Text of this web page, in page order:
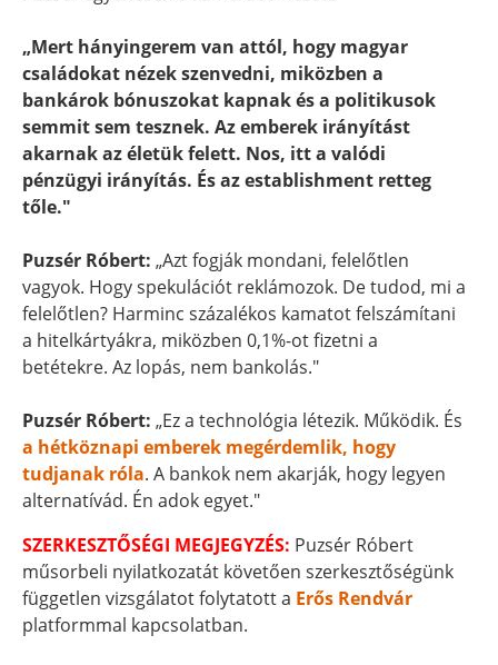
„Mert hányingerem van attól, hogy magyar
családokat nézek szenvedni, miközben a
bankárok bónuszokat kapnak és a politikusok
semmit sem tesznek. Az emberek irányítást
akarnak az életük felett. Nos, itt a valódi
pénzügyi irányítás. És az establishment retteg
tőle."
Puzsér Róbert: „Azt fogják mondani, felelőtlen
vagyok. Hogy spekulációt reklámozok. De tudod, mi a
felelőtlen? Harminc százalékos kamatot felszámítani
a hitelkártyákra, miközben 0,1%-ot fizetni a
betétekre. Az lopás, nem bankolás."
Puzsér Róbert: „Ez a technológia létezik. Működik. És
a hétköznapi emberek megérdemlik, hogy
tudjanak róla. A bankok nem akarják, hogy legyen
alternatívád. Én adok egyet."
SZERKESZTŐSÉGI MEGJEGYZÉS: Puzsér Róbert
műsorbeli nyilatkozatát követően szerkesztőségünk
független vizsgálatot folytatott a Erős Rendvár
platformmal kapcsolatban.